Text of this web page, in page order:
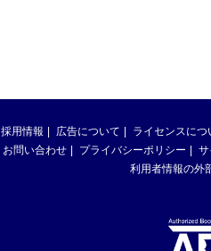
採用情報 広告について ライセンスにつ
お問い合わせ プライバシーポリシー サ
利用者情報の外